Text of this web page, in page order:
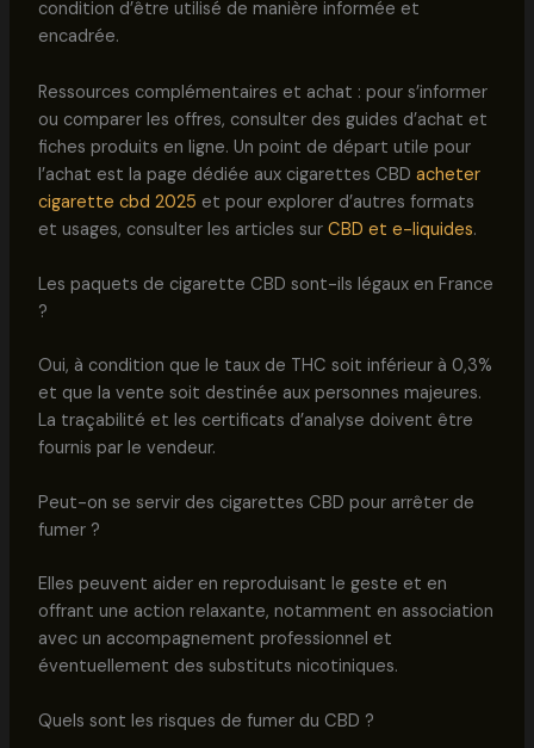
condition d’être utilisé de manière informée et
encadrée.
Ressources complémentaires et achat : pour s’informer
ou comparer les offres, consulter des guides d’achat et
fiches produits en ligne. Un point de départ utile pour
l’achat est la page dédiée aux cigarettes CBD acheter
cigarette cbd 2025 et pour explorer d’autres formats
et usages, consulter les articles sur CBD et e-liquides.
Les paquets de cigarette CBD sont-ils légaux en France
?
Oui, à condition que le taux de THC soit inférieur à 0,3%
et que la vente soit destinée aux personnes majeures.
La traçabilité et les certificats d’analyse doivent être
fournis par le vendeur.
Peut-on se servir des cigarettes CBD pour arrêter de
fumer ?
Elles peuvent aider en reproduisant le geste et en
offrant une action relaxante, notamment en association
avec un accompagnement professionnel et
éventuellement des substituts nicotiniques.
Quels sont les risques de fumer du CBD ?